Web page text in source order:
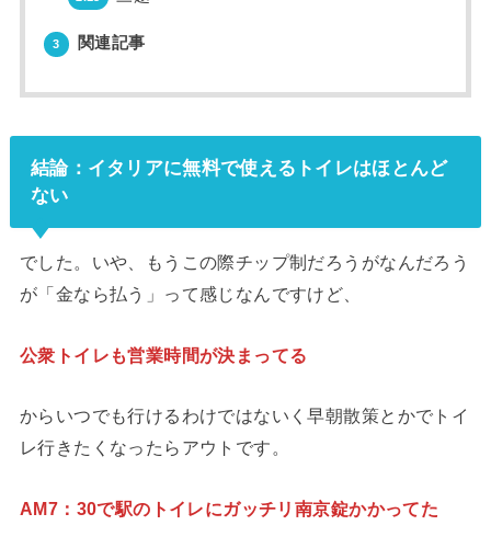
3 関連記事
結論：イタリアに無料で使えるトイレはほとんど
ない
でした。いや、もうこの際チップ制だろうがなんだろう
が「金なら払う」って感じなんですけど、
公衆トイレも営業時間が決まってる
からいつでも行けるわけではないく早朝散策とかでトイ
レ行きたくなったらアウトです。
AM7：30で駅のトイレにガッチリ南京錠かかってた